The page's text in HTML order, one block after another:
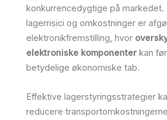
konkurrencedygtige på markedet.
lagerrisici og omkostninger er
elektronikfremstilling, hvor
elektroniske komponenter kan
betydelige økonomiske tab.
Effektive lagerstyringsstrategier
reducere